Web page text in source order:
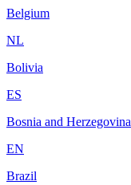
Belgium
NL
Bolivia
ES
Bosnia and Herzegovina
EN
Brazil